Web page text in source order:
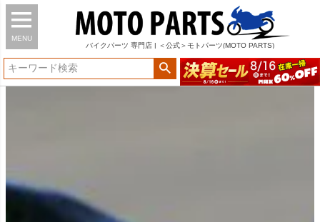
MENU
バイク パーツ 専門店 | ＜公式＞モトパーツ(MOTO PARTS)